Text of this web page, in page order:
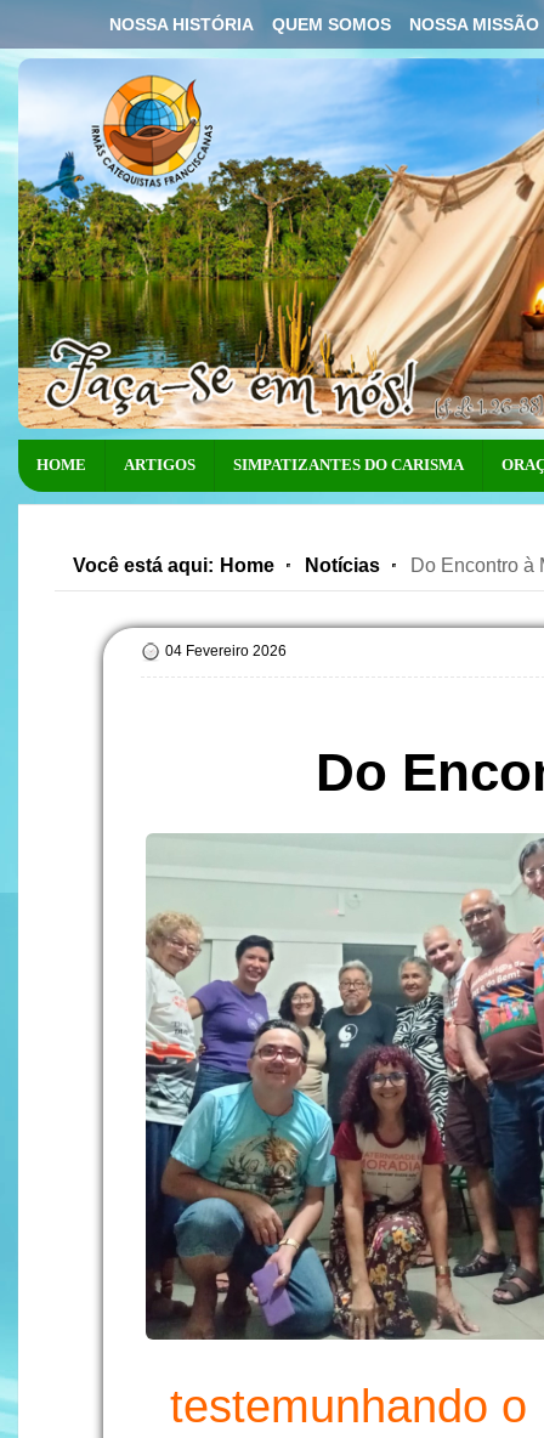
NOSSA HISTÓRIA QUEM SOMOS NOSSA MISSÃO
HOME ARTIGOS SIMPATIZANTES DO CARISMA
Você está aqui: Home Notícias Do Encontro à
04 Fevereiro 2026
Do
testemunhando